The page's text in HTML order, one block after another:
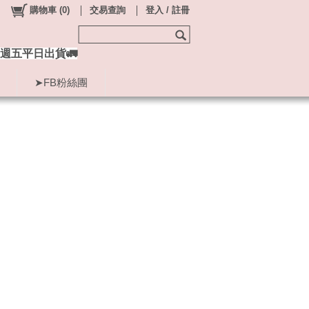
➤FB粉絲團
購物車 (0) 交易查詢 登入 / 註冊
五平日出貨🚛